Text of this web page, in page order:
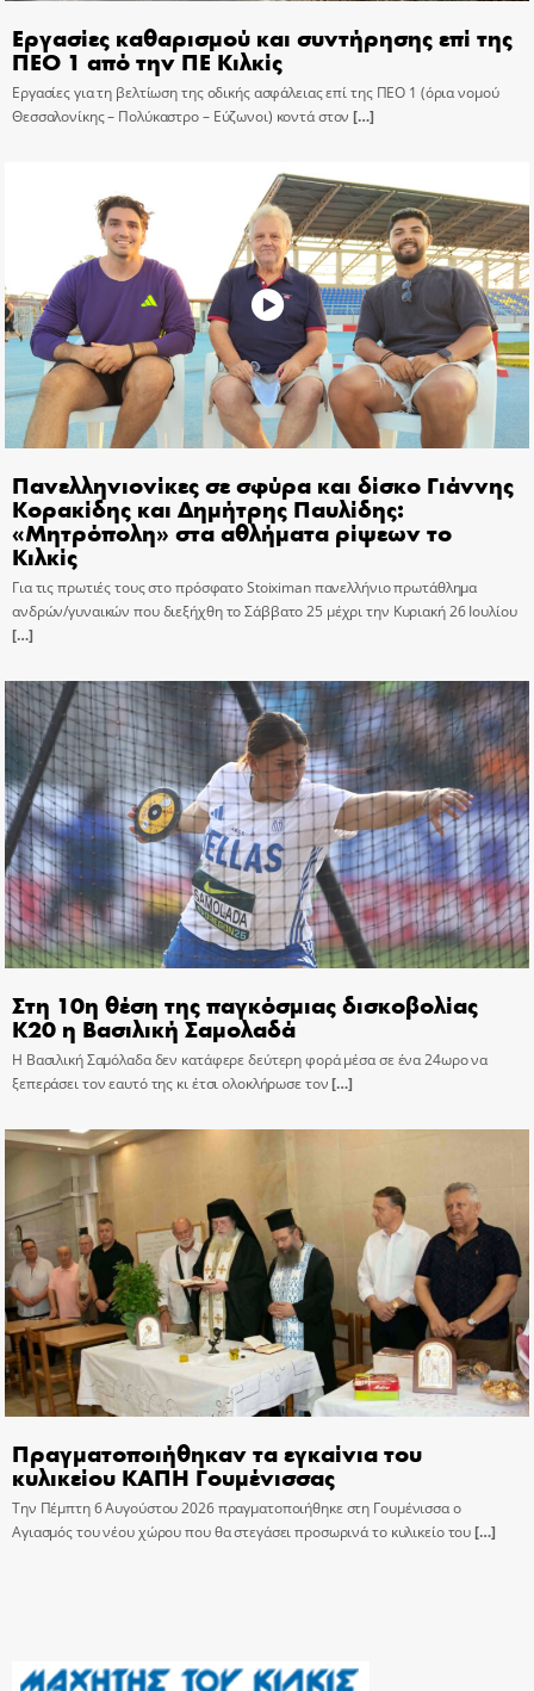
Εργασίες καθαρισμού και συντήρησης επί της
ΠΕΟ 1 από την ΠΕ Κιλκίς
Εργασίες για τη βελτίωση της οδικής ασφάλειας επί της ΠΕΟ 1 (όρια νομού
Θεσσαλονίκης – Πολύκαστρο – Εύζωνοι) κοντά στον […]
Πανελληνιονίκες σε σφύρα και δίσκο Γιάννης
Κορακίδης και Δημήτρης Παυλίδης:
«Μητρόπολη» στα αθλήματα ρίψεων το
Κιλκίς
Για τις πρωτιές τους στο πρόσφατο Stoiximan πανελλήνιο πρωτάθλημα
ανδρών/γυναικών που διεξήχθη το Σάββατο 25 μέχρι την Κυριακή 26 Ιουλίου
[…]
Στη 10η θέση της παγκόσμιας δισκοβολίας
Κ20 η Βασιλική Σαμολαδά
Η Βασιλική Σαμόλαδα δεν κατάφερε δεύτερη φορά μέσα σε ένα 24ωρο να
ξεπεράσει τον εαυτό της κι έτσι ολοκλήρωσε τον[…]
Πραγματοποιήθηκαν τα εγκαίνια του
κυλικείου ΚΑΠΗ Γουμένισσας
Την Πέμπτη 6 Αυγούστου 2026 πραγματοποιήθηκε στη Γουμένισσα ο
Αγιασμός του νέου χώρου που θα στεγάσει προσωρινά το κυλικείο του[…]